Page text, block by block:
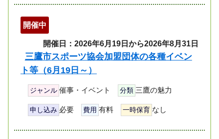
開催中
開催日：2026年6月19日から2026年8月31日
三鷹市スポーツ協会加盟団体の各種イベン
ト等（6月19日～）
ジャンル 催事・イベント 分類 三鷹の魅力
申し込み 必要 費用 有料 一時保育 なし